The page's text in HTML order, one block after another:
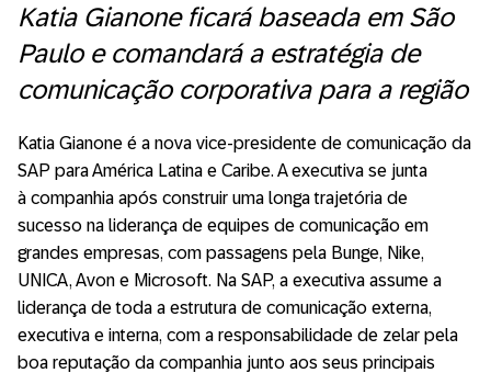
Katia Gianone ficará baseada em São
Paulo e comandará a estratégia de
comunicação corporativa para a região
Katia Gianone é a nova vice-presidente de comunicação da
SAP para América Latina e Caribe. A executiva se junta
à companhia após construir uma longa trajetória de
sucesso na liderança de equipes de comunicação em
grandes empresas, com passagens pela Bunge, Nike,
UNICA, Avon e Microsoft. Na SAP, a executiva assume a
liderança de toda a estrutura de comunicação externa,
executiva e interna, com a responsabilidade de zelar pela
boa reputação da companhia junto aos seus principais